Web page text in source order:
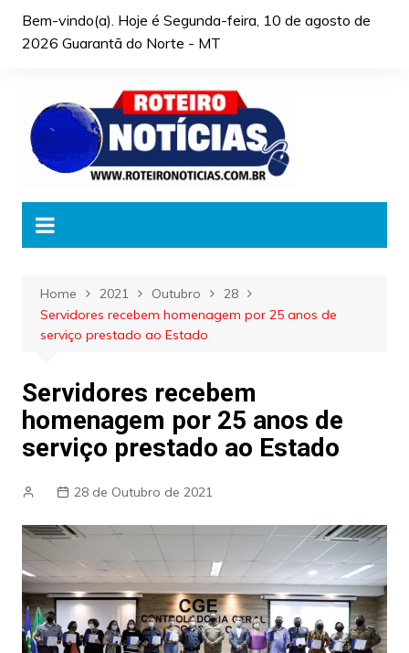
Bem-vindo(a). Hoje é Segunda-feira, 10 de agosto de
2026 Guarantã do Norte - MT
Home 2021 Outubro
28
Servidores recebem homenagem por 25 anos de
serviço prestado ao Estado
Servidores recebem
homenagem por 25 anos de
serviço prestado ao Estado
28 de Outubro de 2021